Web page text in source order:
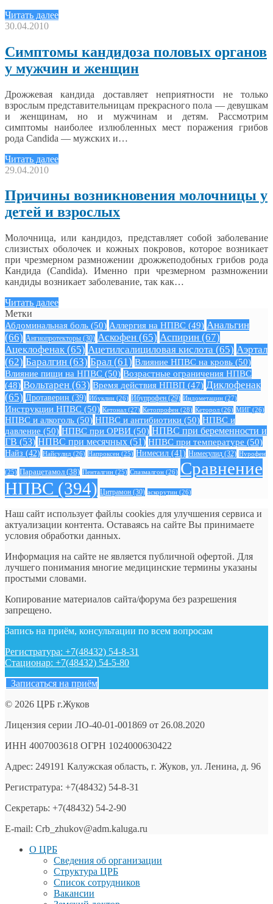
Читать далее
30.04.2010
Симптомы кандидоза половых органов
у мужчин и женщин
Дрожжевая кандида доставляет неприятности не только
взрослым представительницам прекрасного пола — девушкам
и женщинам, но и мужчинам и детям. Рассмотрим
симптомы наиболее излюбленных мест поражения грибов
рода Candida — мужских и…
Читать далее
29.04.2010
Причины возникновения молочницы у
детей и взрослых
Молочница, или кандидоз, представляет собой заболевание
слизистых оболочек и кожных покровов, которое возникает
при чрезмерном размножении дрожжеподобных грибов рода
Кандида (Candida). Именно при чрезмерном размножении
кандиды возникает заболевание, так как…
Читать далее
Метки
Абдоминальная боль (50) Аллергия на НПВС (49) Анальгин
(66) Ангиопротекторы (30) Аскофен (65) Аспирин (67)
Ацеклофенак (65) Ацетилсалициловая кислота (65) Аэртал
(62) Баралгин (63) Брал (61) Влияние НПВС на кровь (50)
Влияние пищи на НПВС (50) Возрастные ограничения НПВС
(48) Вольтарен (63) Время действия НПВП (47) Диклофенак
(65) Дротаверин (39) Ибуклин (26) Ибупрофен (29) Индометацин (27)
Инструкции НПВС (50) Кетонал (27) Кетопрофен (28) Кеторол (26) МИГ (26)
НПВС и алкоголь (50) НПВС и антибиотики (50) НПВС и
давление (50) НПВС при ОРВИ (50) НПВС при беременности и
ГВ (53) НПВС при месячных (51) НПВС при температуре (50)
Найз (42) Найсулид (26) Напроксен (25) Нимесил (41) Нимесулид (32) Нурофен
(25) Парацетамол (38) Пенталгин (25) Спазмалгон (26) Сравнение
НПВС (394) Цитрамон (30) аскорутин (26)
Наш сайт использует файлы cookies для улучшения сервиса и
актуализации контента. Оставаясь на сайте Вы принимаете
условия обработки данных.
Информация на сайте не является публичной офертой. Для
лучшего понимания многие медицинские термины указаны
простыми словами.
Копирование материалов сайта/форума без разрешения
запрещено.
Запись на приём, консультации по всем вопросам
Регистратура: +7(48432) 54-8-31
Стационар: +7(48432) 54-5-80
Записаться на приём
© 2026 ЦРБ г.Жуков
Лицензия серии ЛО-40-01-001869 от 26.08.2020
ИНН 4007003618 ОГРН 1024000630422
Адрес: 249191 Калужская область, г. Жуков, ул. Ленина, д. 96
Регистратура: +7(48432) 54-8-31
Секретарь: +7(48432) 54-2-90
E-mail: Crb_zhukov@adm.kaluga.ru
О ЦРБ
Сведения об организации
Структура ЦРБ
Список сотрудников
Вакансии